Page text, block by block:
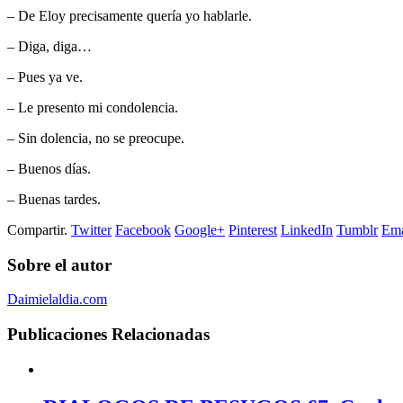
– De Eloy precisamente quería yo hablarle.
– Diga, diga…
– Pues ya ve.
– Le presento mi condolencia.
– Sin dolencia, no se preocupe.
– Buenos días.
– Buenas tardes.
Compartir. Twitter Facebook Google+ Pinterest LinkedIn Tumblr
Sobre el autor
Daimielaldia.com
Publicaciones Relacionadas